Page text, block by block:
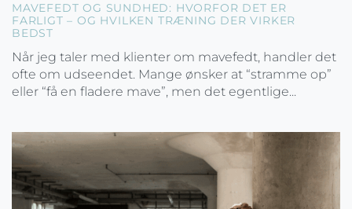
MAVEFEDT OG SUNDHED: HVORFOR DET ER
FARLIGT – OG HVILKEN TRÆNING DER VIRKER
BEDST
Når jeg taler med klienter om mavefedt, handler det
ofte om udseendet. Mange ønsker at “stramme op”
eller “få en fladere mave”, men det egentlige...